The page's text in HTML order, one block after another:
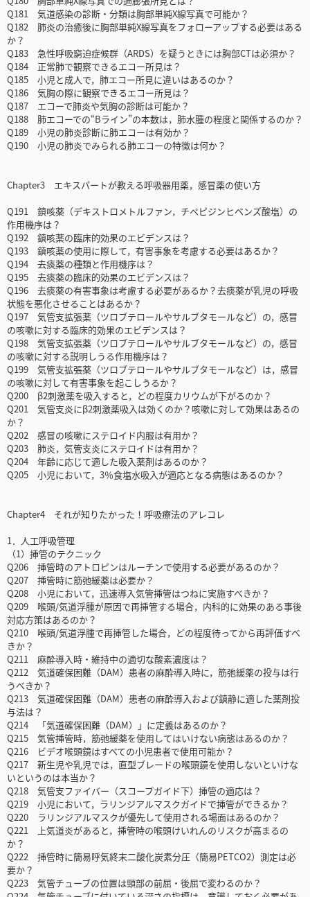
Q181 気道感染の診断・分類は胸部単純X線写真で可能か？
Q182 肺炎の治癒後に胸部単純X線写真をフォローアップする必要はある
か？
Q183 急性呼吸窮迫症候群（ARDS）を疑うときには胸部CTは必須か？
Q184 正常肺で観察できるエコー所見は？
Q185 小児と成人で，肺エコー所見に違いはあるのか？
Q186 気胸の際に観察できるエコー所見は？
Q187 エコーで肺炎や気胸の診断は可能か？
Q188 肺エコーでの“Bライン”の本数は，肺水腫の程度と関係するのか？
Q189 小児の肺炎診断に肺エコーは有効か？
Q190 小児の肺炎でみられる肺エコーの特徴は何か？
Chapter3 エキスパートが教える呼吸器用薬，感冒薬の使い方
Q191 鎮咳薬（デキストロメトルファン，チペピジンヒベンズ酸塩）の
作用機序は？
Q192 鎮咳薬の臨床的効果のエビデンスは？
Q193 鎮咳薬の使用に際して，有害事象を考慮する必要はあるか？
Q194 去痰薬の種類と作用機序は？
Q195 去痰薬の臨床的効果のエビデンスは？
Q196 去痰薬の有害事象は考慮する必要があるか？去痰薬が乳児の呼吸
状態を悪化させることはあるか？
Q197 気管支拡張薬（ツロブテロールやサルブタモールなど）の，感冒
の咳嗽に対する臨床的効果のエビデンスは？
Q198 気管支拡張薬（ツロブテロールやサルブタモールなど）の，感冒
の咳嗽に対する説明しうる作用機序は？
Q199 気管支拡張薬（ツロブテロールやサルブタモールなど）は，感冒
の咳嗽に対して有害事象を起こしうるか？
Q200 β2刺激薬を吸入すると，どの程度カリウムが下がるのか？
Q201 気管支炎にβ2刺激薬吸入は効くのか？咳嗽に対して効果はあるの
か？
Q202 感冒の咳嗽にステロイド内服は有用か？
Q203 肺炎，気管支炎にステロイドは有用か？
Q204 年齢に応じて適した吸入薬剤はあるのか？
Q205 小児において，3％食塩水吸入が適応となる病態はあるのか？
Chapter4 それが知りたかった！呼吸療法のアレコレ
1．人工呼吸管理
（1）挿管のテクニック
Q206 挿管時のアトロピンはルーチンで使用する必要があるのか？
Q207 挿管時に筋弛緩薬は必要か？
Q208 小児において，迅速導入気管挿管はつねに実施すべきか？
Q209 喉頭/気道浮腫が原因で再挿管する場合，内科的に効果のある事後
対応方策はあるのか？
Q210 喉頭/気道浮腫で再挿管した場合，どの程度待ってから再評価すべ
きか？
Q211 麻酔導入時・維持中の適切な酸素濃度は？
Q212 気道確保困難（DAM）患者の麻酔導入時に，筋弛緩薬の投与は行
うべきか？
Q213 気道確保困難（DAM）患者の麻酔導入および鎮静に適した薬剤投
与法は？
Q214 「気道確保困難（DAM）」に定義はあるのか？
Q215 気管挿管時，筋弛緩薬を使用してはいけない病態はあるのか？
Q216 ビデオ喉頭鏡はすべての小児患者で使用可能か？
Q217 新生児や乳児では，直型ブレードの喉頭鏡を使用しないといけな
いというのは本当か？
Q218 気管支ファイバー（スコープガイド下）挿管の適応は？
Q219 小児において，ラリンジアルマスクガイドで挿管ができるか？
Q220 ラリンジアルマスクが優先して使用される場面はあるのか？
Q221 上気道炎があると，挿管時の喉頭けいれんのリスクが高まるの
か？
Q222 挿管時に簡易呼気終末二酸化炭素分圧（簡易PETCO2）測定は必
要か？
Q223 気管チューブの位置は頸部の前屈・後屈で変わるのか？